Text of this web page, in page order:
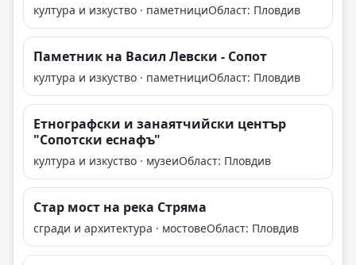
култура и изкуство · паметнициОбласт: Пловдив
Паметник на Васил Левски - Сопот
култура и изкуство · паметнициОбласт: Пловдив
Етнографски и занаятчийски център
"Сопотски еснафъ"
култура и изкуство · музеиОбласт: Пловдив
Стар мост на река Стряма
сгради и архитектура · мостовеОбласт: Пловдив